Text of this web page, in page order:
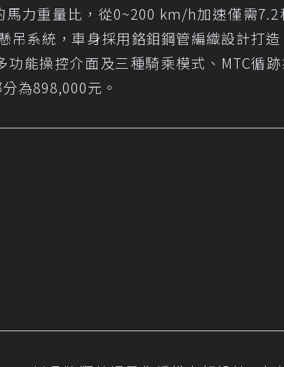
馬力重量比，從0~200 km/h加速僅需7.2
吊系統，車身採用鉻鉬鋼管編織設計打
功能操控介面及三種騎乘模式、MTC循
為898,000元。